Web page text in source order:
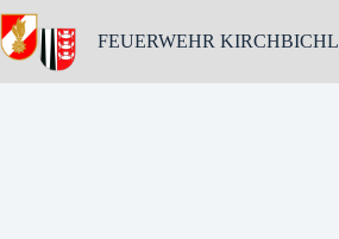
Skip
to
content
FEUERWEHR KIRCHBICHL